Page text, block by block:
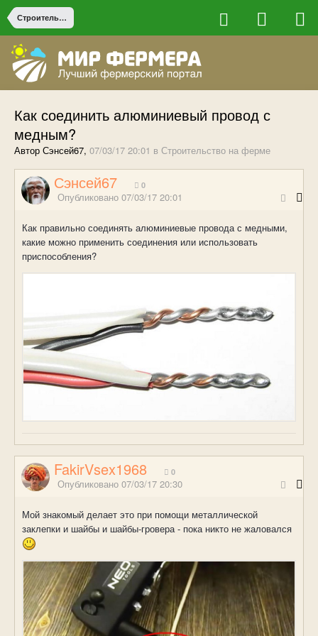
Строительство на ферме
Как соединить алюминиевый провод с
медным?
Автор Сэнсей67, 07/03/17 20:01 в Строительство на ферме
Сэнсей67 0
Опубликовано 07/03/17 20:01
Как правильно соединять алюминиевые провода с медными,
какие можно применить соединения или использовать
приспособления?
FakirVsex1968 0
Опубликовано 07/03/17 20:30
Мой знакомый делает это при помощи металлической
заклепки и шайбы и шайбы-гровера - пока никто не жаловался